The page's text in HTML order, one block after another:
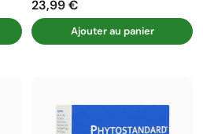
Prix
23,99 €
Ajouter au panier